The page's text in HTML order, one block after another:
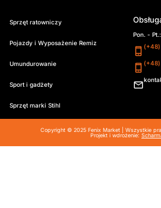
Sprzęt ratowniczy
Pojazdy i Wyposażenie Remiz
Umundurowanie
Sport i gadżety
Sprzęt marki Stihl
Pon. -
(+48)
(+48)
Copyright © 2025 Fenix Market | Wszystkie
Projekt i wdrożenie: